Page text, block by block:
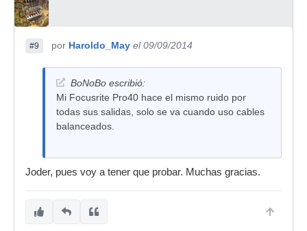
#9 por Haroldo_May el 09/09/2014
BoNoBo escribió:
Mi Focusrite Pro40 hace el mismo ruido por
todas sus salidas, solo se va cuando uso cables
balanceados.
Joder, pues voy a tener que probar. Muchas gracias.